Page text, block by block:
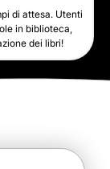
di attesa. Utenti
in biblioteca,
dei libri!